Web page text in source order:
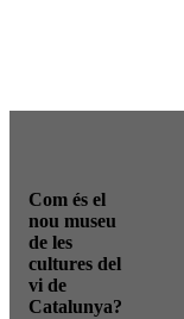
Com és el
nou museu
de les
cultures del
vi de
Catalunya?